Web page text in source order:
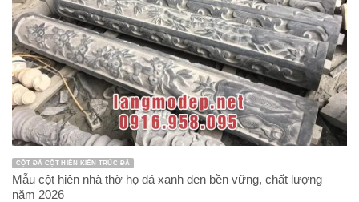
CỘT ĐÁ CỘT HIÊN KIẾN TRÚC ĐÁ
Mẫu cột hiên nhà thờ họ đá xanh đen bền vững, chất lượng
năm 2026